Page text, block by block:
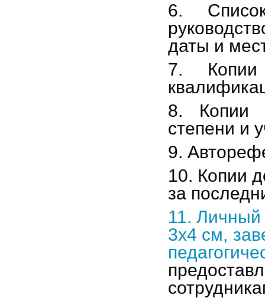
6.
даты и
7. Копии
8. Копии
степени и
9.
10. Копии
за
11. Личный
3х4 см,